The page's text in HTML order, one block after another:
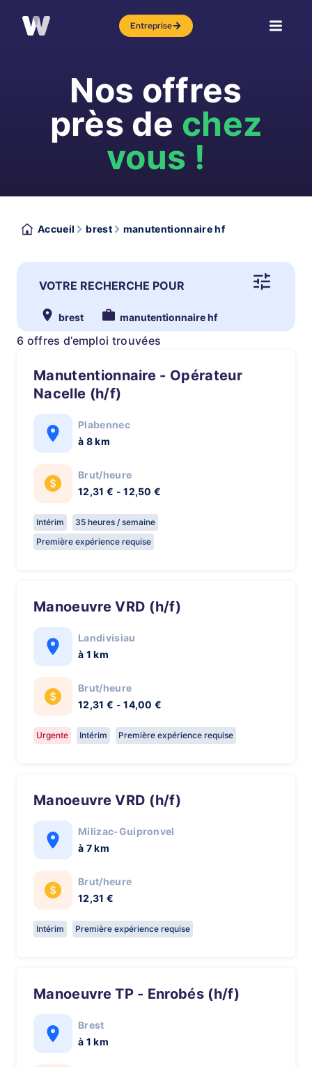
Entreprise
Nos offres
près de chez
vous !
Accueil brest manutentionnaire hf
VOTRE RECHERCHE POUR
brest manutentionnaire hf
6 offres d’emploi trouvées
Manutentionnaire - Opérateur
Nacelle (h/f)
Plabennec
à 8 km
Brut/heure
12,31 € - 12,50 €
Intérim
35 heures / semaine
Première expérience requise
Manoeuvre VRD (h/f)
Landivisiau
à 1 km
Brut/heure
12,31 € - 14,00 €
Urgente Intérim Première expérience requise
Manoeuvre VRD (h/f)
Milizac-Guipronvel
à 7 km
Brut/heure
12,31 €
Intérim Première expérience requise
Manoeuvre TP - Enrobés (h/f)
Brest
à 1 km